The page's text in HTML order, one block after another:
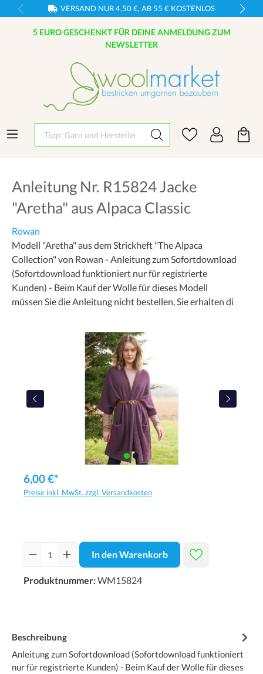
VERSAND NUR 4,50 €, AB 55 € KOSTENLOS
5 EURO GESCHENKT FÜR DEINE ANMELDUNG ZUM
NEWSLETTER
Tipp: Garn und Hersteller eingeben
Anleitung Nr. R15824 Jacke
"Aretha" aus Alpaca Classic
Rowan
Modell "Aretha" aus dem Strickheft "The Alpaca
Collection" von Rowan - Anleitung zum Sofortdownload
(Sofortdownload funktioniert nur für registrierte
Kunden) - Beim Kauf der Wolle für dieses Modell
müssen Sie die Anleitung nicht bestellen, Sie erhalten di
6,00 €*
Preise inkl. MwSt. zzgl. Versandkosten
In den Warenkorb
Produktnummer:WM15824
Beschreibung
Anleitung zum Sofortdownload (Sofortdownload funktioniert
nur für registrierte Kunden) - Beim Kauf der Wolle für dieses